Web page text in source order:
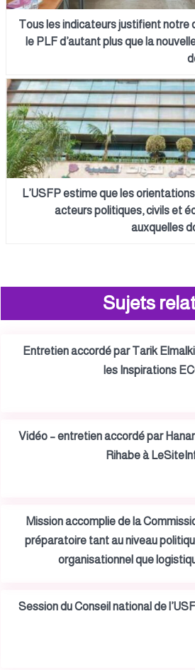
Tous les indicateurs justifient notre
le PLF d’autant plus que la
L’USFP estime que les
acteurs politiques, civils et
auxquelles
Sujets
Entretien accordé par Tarik
les Inspirations
Vidéo – entretien accordé par
Rihabe à
Mission accomplie de la
préparatoire tant au niveau
organisationnel que
Session du Conseil national de